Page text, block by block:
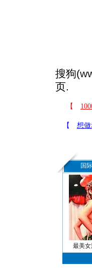
搜狗(
页.
国
最美